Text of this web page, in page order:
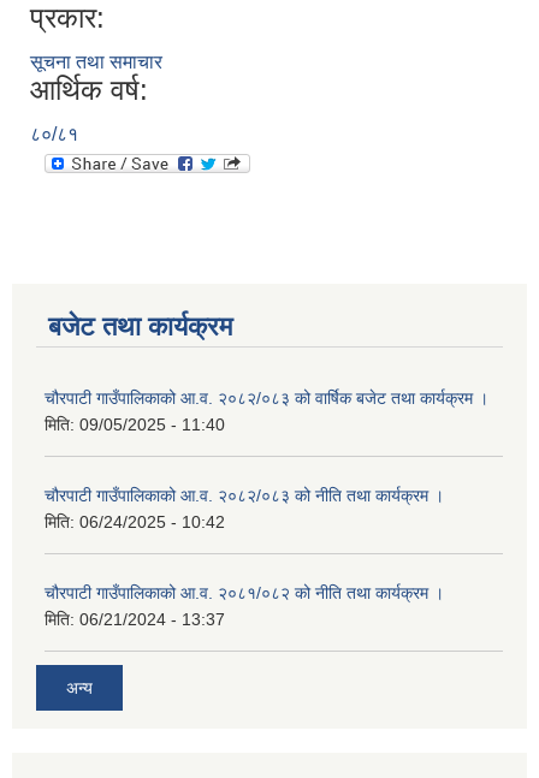
प्रकार:
सूचना तथा समाचार
आर्थिक वर्ष:
८०/८१
बजेट तथा कार्यक्रम
चौरपाटी गाउँपालिकाको आ.व. २०८२/०८३ को वार्षिक बजेट तथा कार्यक्रम ।
मिति: 09/05/2025 - 11:40
चौरपाटी गाउँपालिकाको आ.व. २०८२/०८३ को नीति तथा कार्यक्रम ।
मिति: 06/24/2025 - 10:42
चौरपाटी गाउँपालिकाको आ.व. २०८१/०८२ को नीति तथा कार्यक्रम ।
मिति: 06/21/2024 - 13:37
अन्य